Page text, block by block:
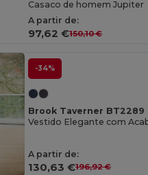
Casaco de homem Jupiter
A partir de:
97,62 €150,10 €
-34%
Brook Taverner BT2289
A partir de:
130,63 €196,92 €